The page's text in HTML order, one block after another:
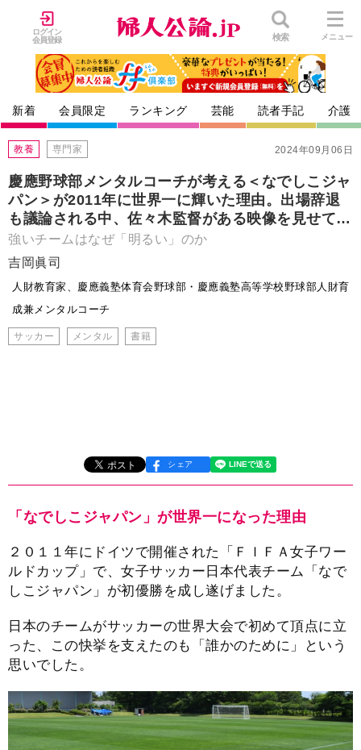
ログイン
会員登録
検索 メニュー
新着 会員限定 ランキング 芸能 読者手記 介護
2024年09月06日
教養 専門家
慶應野球部メンタルコーチが考える＜なでしこジャ
パン＞が2011年に世界一に輝いた理由。出場辞退
も議論される中、佐々木監督がある映像を見せて…
強いチームはなぜ「明るい」のか
吉岡眞司
人財教育家、慶應義塾体育会野球部・慶應義塾高等学校野球部人財育
成兼メンタルコーチ
サッカー メンタル 書籍
シェア
「なでしこジャパン」が世界一になった理由
２０１１年にドイツで開催された「ＦＩＦＡ女子ワー
ルドカップ」で、女子サッカー日本代表チーム「なで
しこジャパン」が初優勝を成し遂げました。
日本のチームがサッカーの世界大会で初めて頂点に立
った、この快挙を支えたのも「誰かのために」という
思いでした。